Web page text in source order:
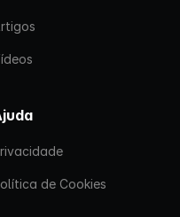
de Cookies